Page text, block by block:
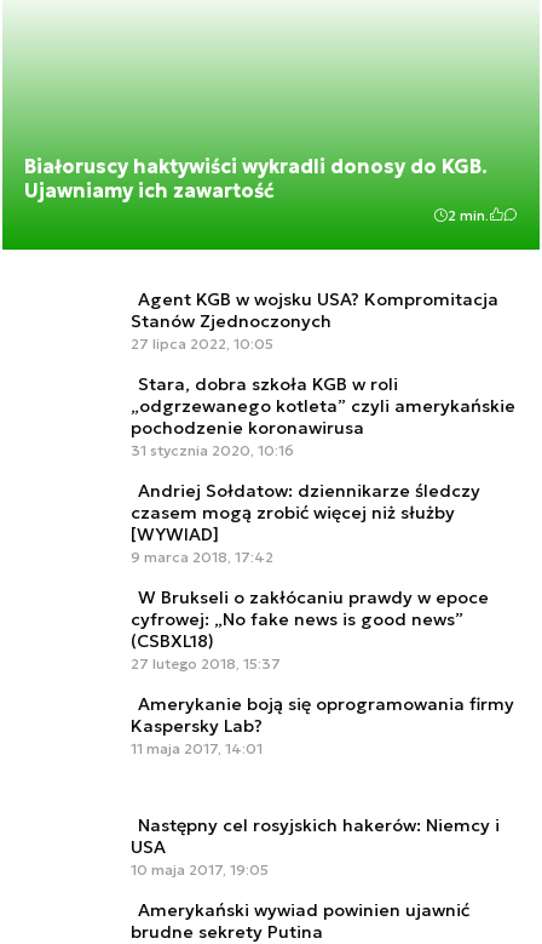
Białoruscy haktywiści wykradli donosy do KGB.
Ujawniamy ich zawartość
2 min.
Agent KGB w wojsku USA? Kompromitacja
Stanów Zjednoczonych
27 lipca 2022, 10:05
Stara, dobra szkoła KGB w roli
„odgrzewanego kotleta” czyli amerykańskie
pochodzenie koronawirusa
31 stycznia 2020, 10:16
Andriej Sołdatow: dziennikarze śledczy
czasem mogą zrobić więcej niż służby
[WYWIAD]
9 marca 2018, 17:42
W Brukseli o zakłócaniu prawdy w epoce
cyfrowej: „No fake news is good news”
(CSBXL18)
27 lutego 2018, 15:37
Amerykanie boją się oprogramowania firmy
Kaspersky Lab?
11 maja 2017, 14:01
Następny cel rosyjskich hakerów: Niemcy i
USA
10 maja 2017, 19:05
Amerykański wywiad powinien ujawnić
brudne sekrety Putina